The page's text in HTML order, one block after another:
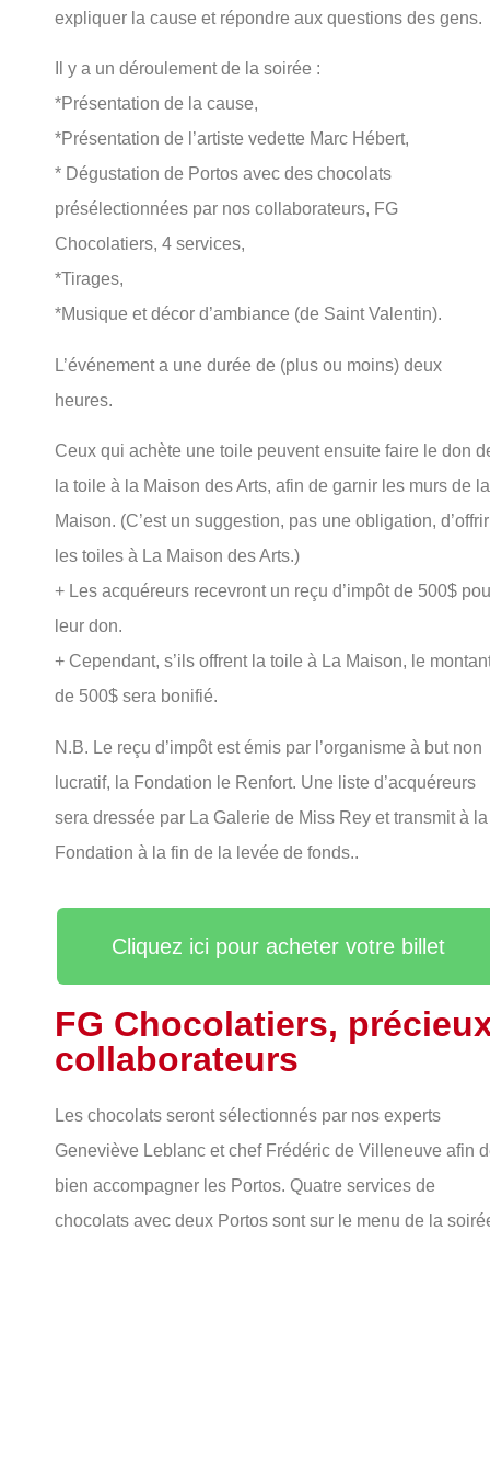
expliquer la cause et répondre aux questions des gens.
Il y a un déroulement de la soirée :
*Présentation de la cause,
*Présentation de l’artiste vedette Marc Hébert,
* Dégustation de Portos avec des chocolats
présélectionnées par nos collaborateurs, FG
Chocolatiers, 4 services,
*Tirages,
*Musique et décor d’ambiance (de Saint Valentin).
L’événement a une durée de (plus ou moins) deux
heures.
Ceux qui achète une toile peuvent ensuite faire le don
la toile à la Maison des Arts, afin de garnir les murs de la
Maison. (C’est un suggestion, pas une obligation, d’offrir
les toiles à La Maison des Arts.)
+ Les acquéreurs recevront un reçu d’impôt de 500$
leur don.
+ Cependant, s’ils offrent la toile à La Maison, le
de 500$ sera bonifié.
N.B. Le reçu d’impôt est émis par l’organisme à but non
lucratif, la Fondation le Renfort. Une liste d’acquéreurs
sera dressée par La Galerie de Miss Rey et transmit à la
Fondation à la fin de la levée de fonds..
Cliquez ici pour acheter votre billet
FG Chocolatiers,
collaborateurs
Les chocolats seront sélectionnés par nos experts
Geneviève Leblanc et chef Frédéric de Villeneuve afin
bien accompagner les Portos. Quatre services de
chocolats avec deux Portos sont sur le menu de la